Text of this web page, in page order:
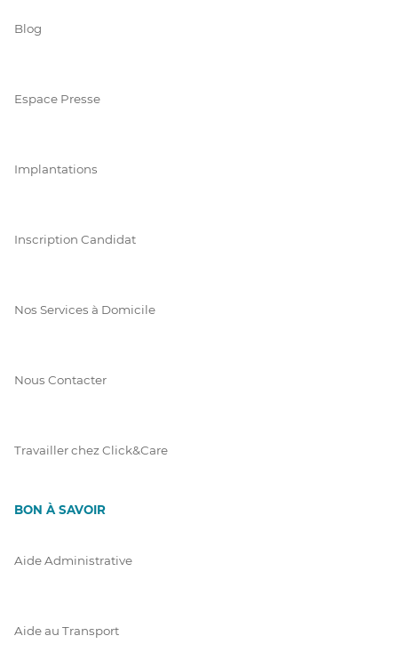
Blog
Espace Presse
Implantations
Inscription Candidat
Nos Services à Domicile
Nous Contacter
Travailler chez Click&Care
BON À SAVOIR
Aide Administrative
Aide au Transport